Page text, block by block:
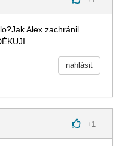
Alex zachránil
nahlásit
+1